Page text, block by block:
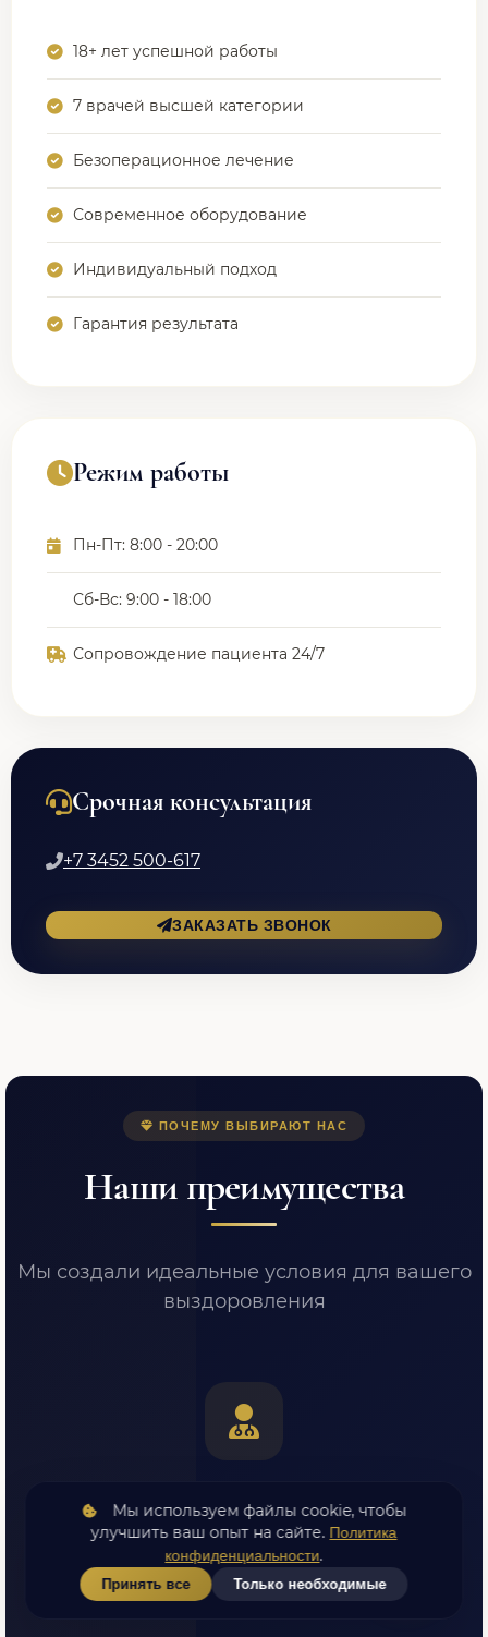
18+ лет успешной работы
7 врачей высшей категории
Безоперационное лечение
Современное оборудование
Индивидуальный подход
Гарантия результата
Режим работы
Пн-Пт: 8:00 - 20:00
Сб-Вс: 9:00 - 18:00
Сопровождение пациента 24/7
Срочная консультация
+7 3452 500-617
ЗАКАЗАТЬ ЗВОНОК
ПОЧЕМУ ВЫБИРАЮТ НАС
Наши преимущества
Мы создали идеальные условия для вашего
выздоровления
Экспертные врачи
Высшая категория, стаж от 7 лет, постоянное
повышение квалификации
Мы используем файлы cookie, чтобы
улучшить ваш опыт на сайте. Политика
конфиденциальности.
Принять все Только необходимые